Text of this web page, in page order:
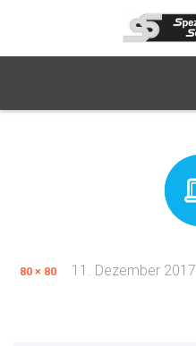
80 × 80 11. Dezember 2017